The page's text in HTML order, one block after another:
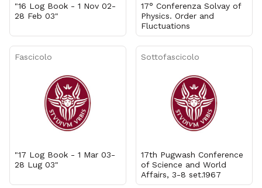
"16 Log Book - 1 Nov 02-
28 Feb 03"
17° Conferenza Solvay of
Physics. Order and
Fluctuations
Fascicolo
"17 Log Book - 1 Mar 03-
28 Lug 03"
Sottofascicolo
17th Pugwash Conference
of Science and World
Affairs, 3-8 set.1967